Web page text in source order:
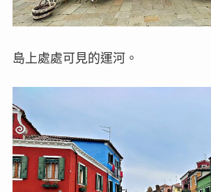
島上處處可見的運河。